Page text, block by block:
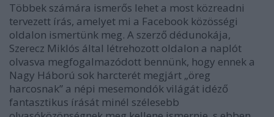
Többek számára ismerős lehet a most közreadni
tervezett írás, amelyet mi a Facebook közösségi
oldalon ismertünk meg. A szerző dédunokája,
Szerecz Miklós által létrehozott oldalon a naplót
olvasva megfogalmazódott bennünk, hogy ennek a
Nagy Háború sok harcterét megjárt „öreg
harcosnak” a népi mesemondók világát idéző
fantasztikus írását minél szélesebb